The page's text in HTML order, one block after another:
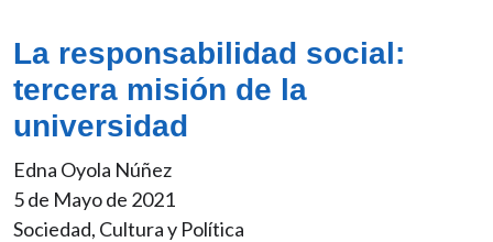
La responsabilidad social:
tercera misión de la
universidad
Edna Oyola Núñez
5 de Mayo de 2021
Sociedad, Cultura y Política